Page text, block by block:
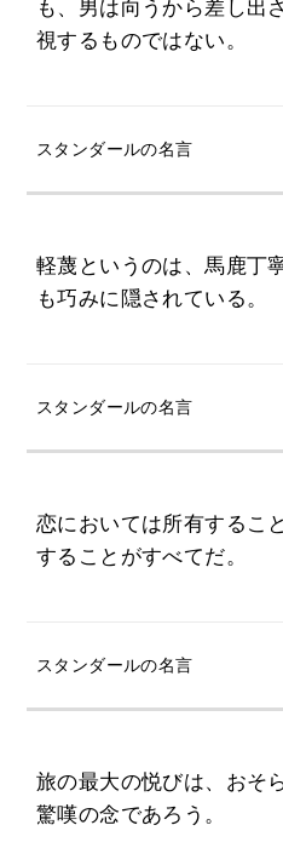
も、男は向うから差し出
視するものではない。
スタンダールの名言
軽蔑というのは、馬鹿丁
も巧みに隠されている。
スタンダールの名言
恋においては所有するこ
することがすべてだ。
スタンダールの名言
旅の最大の悦びは、おそ
驚嘆の念であろう。